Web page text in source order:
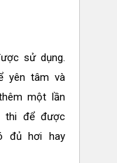
sử dụng.
yên tâm và
một lần
thi để được
đủ hơi hay